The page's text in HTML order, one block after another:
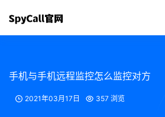
手机与手机远程监控怎么监控对方
2021年03月17日 357 浏览